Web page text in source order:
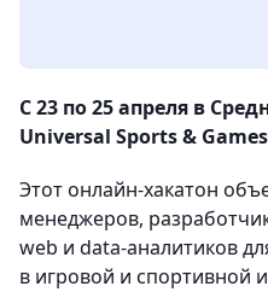
C 23 по 25 апреля в
Universal Sports &
Этот онлайн-хакатон
менеджеров,
web и data-аналитиков
в игровой и спортивной